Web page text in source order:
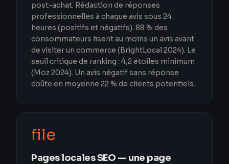
post-achat. Rédaction de réponses
professionnelles à chaque avis sous 24
heures (positifs et négatifs). 88 % des
consommateurs lisent au moins un avis avant
de visiter un commerce (BrightLocal 2024). Le
seuil critique de ranking : 4,2 étoiles minimum
(Moz 2024). Un avis négatif sans réponse
coûte en moyenne 22 % de clients potentiels.
file
Pages locales SEO — une page